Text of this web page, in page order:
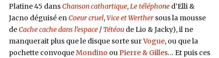
Platine 45 dansChanson cathartique,Le téléphoned’Elli &
Jacno déguisé enCoeur cruel,Vice et Werther sous la mousse
deCache cache dans l’espace/ Tétéoude Lio & Jacky), il ne
manquerait plus que le disque sorte surVogue, ou que la
pochette convoqueMondino ouPierre & Gilles… Et puis ces